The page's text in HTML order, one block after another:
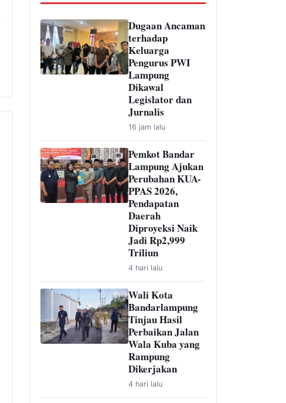
Dugaan Ancaman
terhadap
Keluarga
Pengurus PWI
Lampung
Dikawal
Legislator dan
Jurnalis
16 jam lalu
Pemkot Bandar
Lampung Ajukan
Perubahan KUA-
PPAS 2026,
Pendapatan
Daerah
Diproyeksi Naik
Jadi Rp2,999
Triliun
4 hari lalu
Wali Kota
Bandarlampung
Tinjau Hasil
Perbaikan Jalan
Wala Kuba yang
Rampung
Dikerjakan
4 hari lalu